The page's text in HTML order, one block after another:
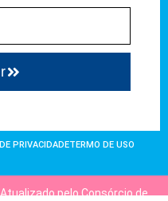
PRIVACIDADETERMO DE USO
pelo Consórcio de